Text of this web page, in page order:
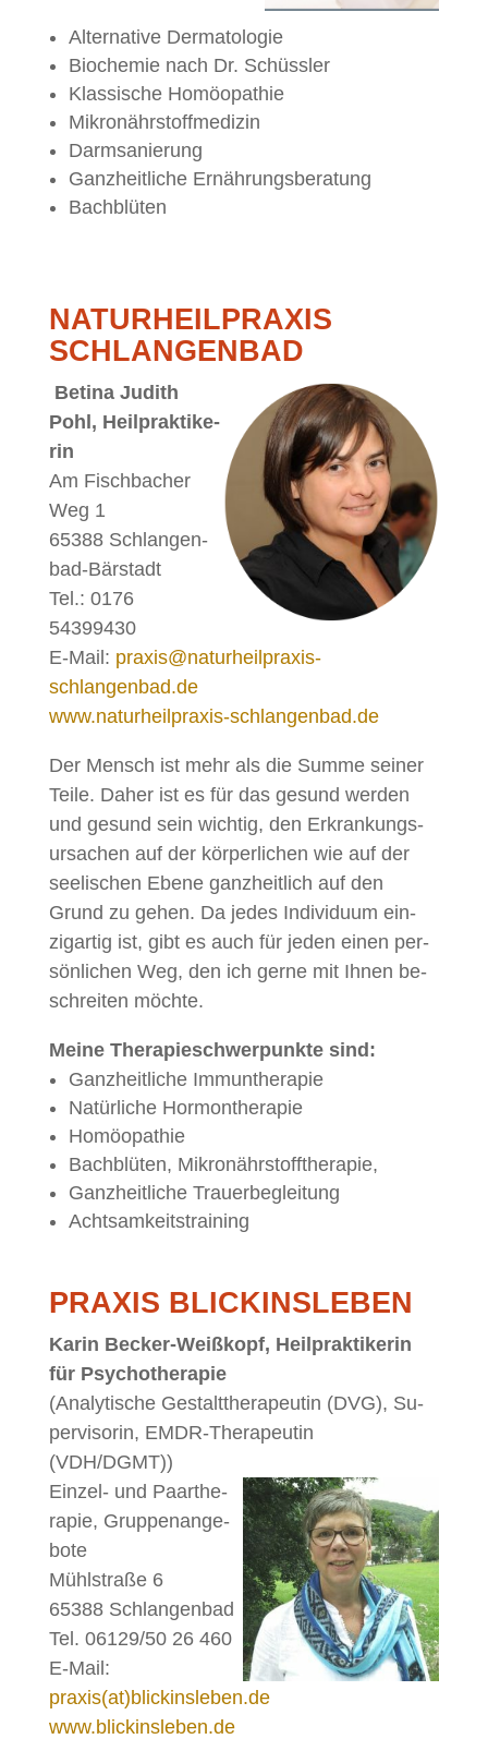
Al­ter­na­ti­ve Dermatologie
Bio­che­mie nach Dr. Schüssler
Klas­si­sche Homöopathie
Mi­kro­nähr­stoff­me­di­zin
Darm­sa­nie­rung
Ganz­heit­li­che Ernährungsberatung
Bach­blü­ten
NA­TUR­HEIL­PRA­XIS
SCHLANGENBAD
Be­ti­na Ju­dith
Pohl, Heil­prak­ti­ke­
rin
Am Fisch­ba­cher
Weg 1
65388 Schlan­gen­
bad-Bär­stadt
Tel.: 0176
54399430
E‑Mail: praxis@naturheilpraxis-
schlangenbad.de
www.naturheilpraxis-schlangenbad.de
Der Mensch ist mehr als die Sum­me sei­ner
Tei­le. Da­her ist es für das ge­sund wer­den
und ge­sund sein wich­tig, den Er­kran­kungs­
ur­sa­chen auf der kör­per­li­chen wie auf der
see­li­schen Ebe­ne ganz­heit­lich auf den
Grund zu ge­hen. Da je­des In­di­vi­du­um ein­
zig­ar­tig ist, gibt es auch für je­den ei­nen per­
sön­li­chen Weg, den ich ger­ne mit Ih­nen be­
schrei­ten möchte.
Mei­ne The­ra­pie­schwer­punk­te sind:
Ganz­heit­li­che Immuntherapie
Na­tür­li­che Hormontherapie
Ho­möo­pa­thie
Bach­blü­ten, Mikronährstofftherapie,
Ganz­heit­li­che Trauerbegleitung
Acht­sam­keits­trai­ning
PRA­XIS BLICKINSLEBEN
Ka­rin Be­cker-Weiß­kopf, Heil­prak­ti­ke­rin
für Psy­cho­the­ra­pie
(Ana­ly­ti­sche Ge­stalt­the­ra­peu­tin (DVG), Su­
per­vi­so­rin, EMDR-The­ra­peu­tin
(VDH/DGMT))
Ein­zel- und Paar­the­
ra­pie, Grup­pen­an­ge­
bo­te
Mühl­stra­ße 6
65388 Schlan­gen­bad
Tel. 06129/50 26 460
E‑Mail:
praxis(at)blickinsleben.de
www.blickinsleben.de